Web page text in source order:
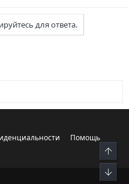
для ответа.
почта
Помощь